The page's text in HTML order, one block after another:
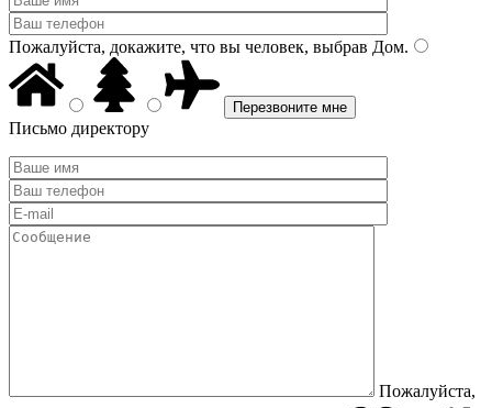
Пожалуйста, докажите, что вы человек, выбрав Дом.
Письмо директору
Пожалуйста,